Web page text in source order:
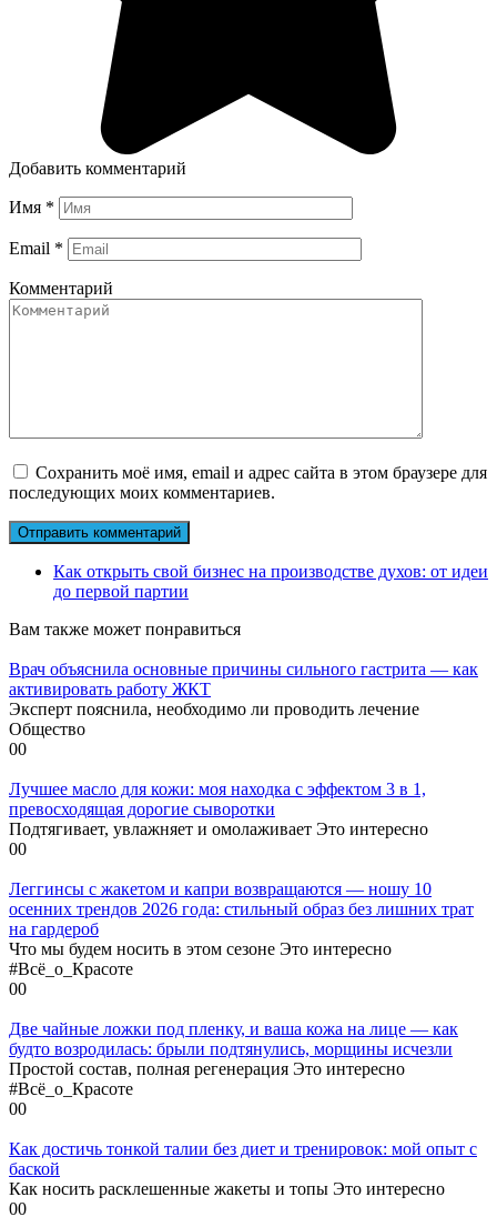
Добавить комментарий
Имя *
Email *
Комментарий
Сохранить моё имя, email и адрес сайта в этом браузере для
последующих моих комментариев.
Как открыть свой бизнес на производстве духов: от идеи
до первой партии
Вам также может понравиться
Врач объяснила основные причины сильного гастрита — как
активировать работу ЖКТ
Эксперт пояснила, необходимо ли проводить лечение
Общество
00
Лучшее масло для кожи: моя находка с эффектом 3 в 1,
превосходящая дорогие сыворотки
Подтягивает, увлажняет и омолаживает Это интересно
00
Леггинсы с жакетом и капри возвращаются — ношу 10
осенних трендов 2026 года: стильный образ без лишних трат
на гардероб
Что мы будем носить в этом сезоне Это интересно
#Всё_о_Красоте
00
Две чайные ложки под пленку, и ваша кожа на лице — как
будто возродилась: брыли подтянулись, морщины исчезли
Простой состав, полная регенерация Это интересно
#Всё_о_Красоте
00
Как достичь тонкой талии без диет и тренировок: мой опыт с
баской
Как носить расклешенные жакеты и топы Это интересно
00